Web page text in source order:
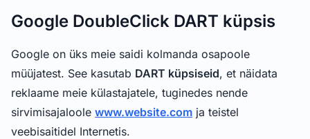
Google DoubleClick DART küpsis
Google on üks meie saidi kolmanda osapoole
müüjatest. See kasutab DART küpsiseid, et näidata
reklaame meie külastajatele, tuginedes nende
sirvimisajaloole www.website.com ja teistel
veebisaitidel Internetis.